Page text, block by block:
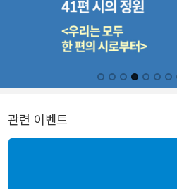
관련 이벤트